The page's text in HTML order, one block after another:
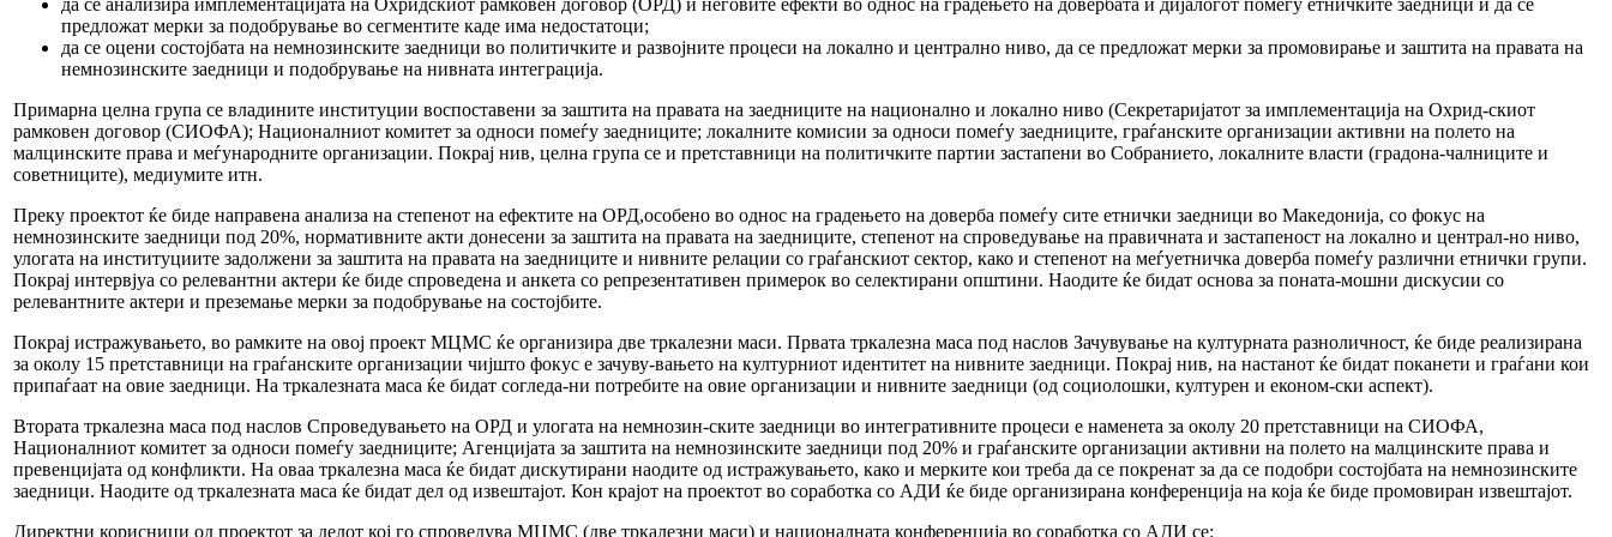
предложат мерки за подобрување во сегментите каде има недостатоци;
да се оцени состојбата на немнозинските заедници во политичките и развојните процеси на локално и централно ниво, да се предложат мерки за промовирање и заштита на правата на
немнозинските заедници и подобрување на нивната интеграција.
Примарна целна група се владините институции воспоставени за заштита на правата на заедниците на национално и локално ниво (Секретаријатот за имплементација на Охрид-скиот
рамковен договор (СИОФА); Националниот комитет за односи помеѓу заедниците; локалните комисии за односи помеѓу заедниците, граѓанските организации активни на полето на
малцинските права и меѓународните организации. Покрај нив, целна група се и претставници на политичките партии застапени во Собранието, локалните власти (градона-чалниците и
советниците), медиумите итн.
Преку проектот ќе биде направена анализа на степенот на ефектите на ОРД,особено во однос на градењето на доверба помеѓу сите етнички заедници во Македонија, со фокус на
немнозинските заедници под 20%, нормативните акти донесени за заштита на правата на заедниците, степенот на спроведување на правичната и застапеност на локално и централ-но ниво,
улогата на институциите задолжени за заштита на правата на заедниците и нивните релации со граѓанскиот сектор, како и степенот на меѓуетничка доверба помеѓу различни етнички групи.
Покрај интервјуа со релевантни актери ќе биде спроведена и анкета со репрезентативен примерок во селектирани општини. Наодите ќе бидат основа за поната-мошни дискусии со
релевантните актери и преземање мерки за подобрување на состојбите.
Покрај истражувањето, во рамките на овој проект МЦМС ќе организира две тркалезни маси. Првата тркалезна маса под наслов Зачувување на културната разноличност, ќе биде реализирана
за околу 15 претставници на граѓанските организации чијшто фокус е зачуву-вањето на културниот идентитет на нивните заедници. Покрај нив, на настанот ќе бидат поканети и граѓани кои
припаѓаат на овие заедници. На тркалезната маса ќе бидат согледа-ни потребите на овие организации и нивните заедници (од социолошки, културен и економ-ски аспект).
Втората тркалезна маса под наслов Спроведувањето на ОРД и улогата на немнозин-ските заедници во интегративните процеси е наменета за околу 20 претставници на СИОФА,
Националниот комитет за односи помеѓу заедниците; Агенцијата за заштита на немнозинските заедници под 20% и граѓанските организации активни на полето на малцинските права и
превенцијата од конфликти. На оваа тркалезна маса ќе бидат дискутирани наодите од истражувањето, како и мерките кои треба да се покренат за да се подобри состојбата на немнозинските
заедници. Наодите од тркалезната маса ќе бидат дел од извештајот. Кон крајот на проектот во соработка со АДИ ќе биде организирана конференција на која ќе биде промовиран извештајот.
Директни корисници од проектот за делот кој го спроведува МЦМС (две тркалезни маси) и националната конференција во соработка со АДИ се: